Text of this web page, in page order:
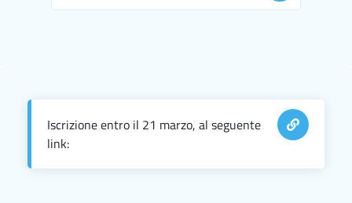
Iscrizione entro il 21 marzo, al seguente
link: